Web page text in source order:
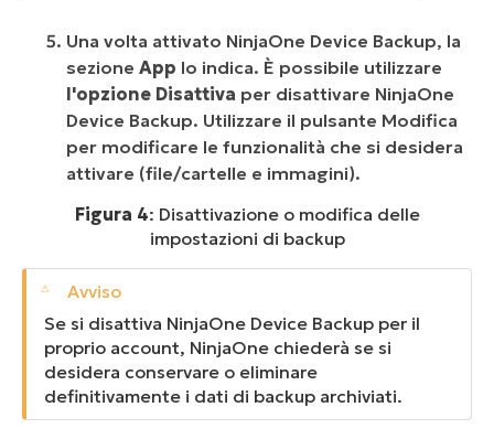
Una volta attivato NinjaOne Device Backup, la
sezione App lo indica. È possibile utilizzare
l'opzione Disattiva per disattivare NinjaOne
Device Backup. Utilizzare il pulsante Modifica
per modificare le funzionalità che si desidera
attivare (file/cartelle e immagini).
Figura 4: Disattivazione o modifica delle
impostazioni di backup
Se si disattiva NinjaOne Device Backup per il
proprio account, NinjaOne chiederà se si
desidera conservare o eliminare
definitivamente i dati di backup archiviati.